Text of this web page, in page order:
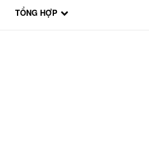
TỔNG HỢP